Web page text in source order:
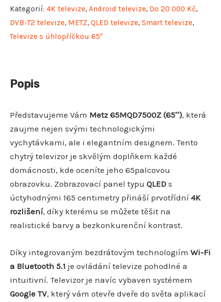
Kategorií: 4K televize, Android televize, Do 20 000 Kč,
DVB-T2 televize, METZ, QLED televize, Smart televize,
Televize s úhlopříčkou 65″
Popis
Představujeme Vám Metz 65MQD7500Z (65″), která
zaujme nejen svými technologickými
vychytávkami, ale i elegantním designem. Tento
chytrý televizor je skvělým doplňkem každé
domácnosti, kde oceníte jeho 65palcovou
obrazovku. Zobrazovací panel typu QLED s
úctyhodnými 165 centimetry přináší prvotřídní 4K
rozlišení, díky kterému se můžete těšit na
realistické barvy a bezkonkurenční kontrast.
Díky integrovaným bezdrátovým technologiím Wi-Fi
a Bluetooth 5.1 je ovládání televize pohodlné a
intuitivní. Televizor je navíc vybaven systémem
Google TV, který vám otevře dveře do světa aplikací